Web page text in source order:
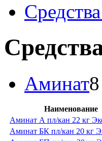
Аминат8
Наименование
Аминат А пл/кан 22 кг
Аминат БК пл/кан 20 кг